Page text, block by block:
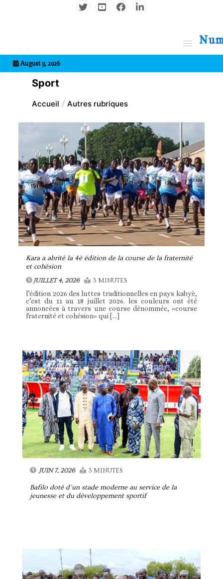
August 9, 2026
Sport
Accueil Autres rubriques
Kara a abrité la 4è édition de la course de la fraternité
et cohésion
JUILLET 4, 2026 3 MINUTES
l’édition 2026 des luttes traditionnelles en pays kabyè,
c’est du 11 au 18 juillet 2026. les couleurs ont été
annoncées à travers une course dénommée, «course
fraternité et cohésion» qui […]
JUIN 7, 2026 3 MINUTES
Bafilo doté d’un stade moderne au service de la
jeunesse et du développement sportif